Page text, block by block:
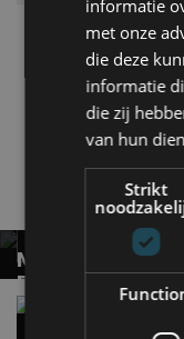
G-
MERCEDES-
ESTATE:
Het verlossende
informatie
met onze
die deze
informatie
die zij
van hun
Strikt